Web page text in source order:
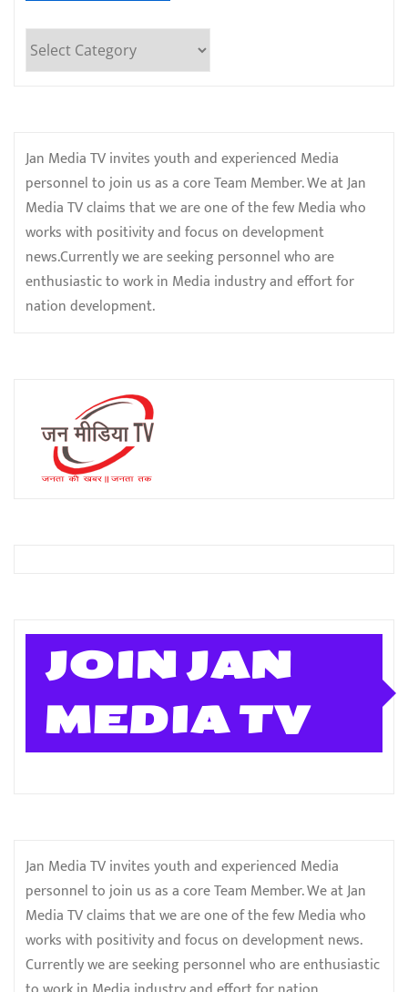
Categories
Jan Media TV invites youth and experienced Media
personnel to join us as a core Team Member. We at Jan
Media TV claims that we are one of the few Media who
works with positivity and focus on development
news.Currently we are seeking personnel who are
enthusiastic to work in Media industry and effort for
nation development.
JOIN JAN
MEDIA TV
Jan Media TV invites youth and experienced Media
personnel to join us as a core Team Member. We at Jan
Media TV claims that we are one of the few Media who
works with positivity and focus on development news.
Currently we are seeking personnel who are enthusiastic